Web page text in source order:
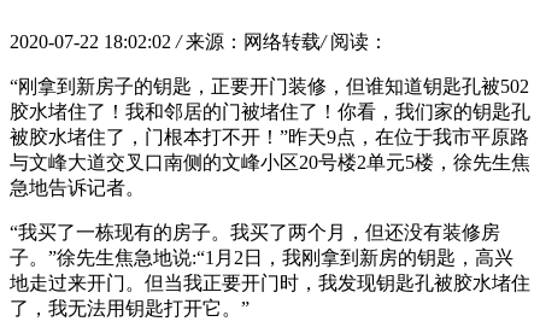
2020-07-22 18:02:02 / 来源：网络转载/ 阅读：
“刚拿到新房子的钥匙，正要开门装修，但谁知道钥匙孔被502
胶水堵住了！我和邻居的门被堵住了！你看，我们家的钥匙孔
被胶水堵住了，门根本打不开！”昨天9点，在位于我市平原路
与文峰大道交叉口南侧的文峰小区20号楼2单元5楼，徐先生焦
急地告诉记者。
“我买了一栋现有的房子。我买了两个月，但还没有装修房
子。”徐先生焦急地说:“1月2日，我刚拿到新房的钥匙，高兴
地走过来开门。但当我正要开门时，我发现钥匙孔被胶水堵住
了，我无法用钥匙打开它。”